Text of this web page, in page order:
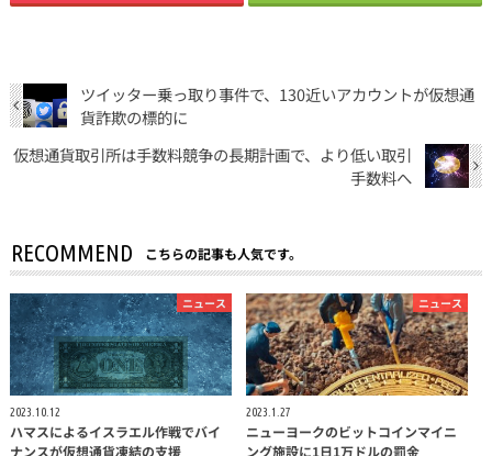
ツイッター乗っ取り事件で、130近いアカウントが仮想通
貨詐欺の標的に
仮想通貨取引所は手数料競争の長期計画で、より低い取引
手数料へ
RECOMMEND こちらの記事も人気です。
ニュース
2023.10.12
ハマスによるイスラエル作戦でバイ
ナンスが仮想通貨凍結の支援
ニュース
2023.1.27
ニューヨークのビットコインマイニ
ング施設に1日1万ドルの罰金